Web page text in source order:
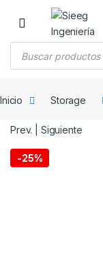
Saltar a la navegación
Saltar al contenido
Inicio Storage
Prev. Siguiente
-25%